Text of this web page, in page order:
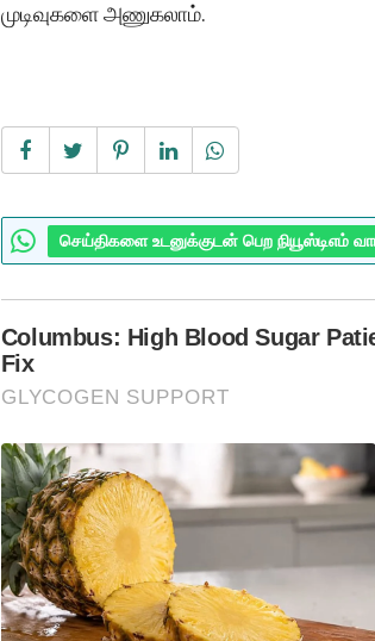
முடிவுகளை அணுகலாம்.
செய்திகளை உடனுக்குடன் பெற